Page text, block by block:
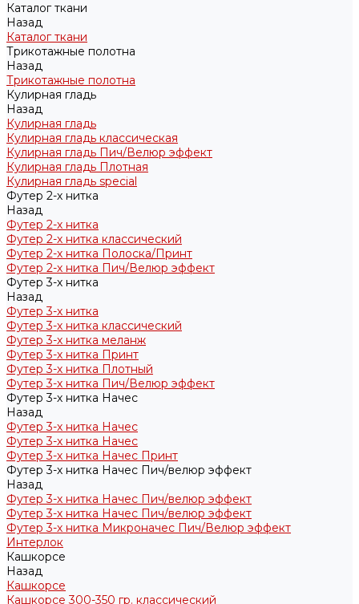
Каталог ткани
Назад
Каталог ткани
Трикотажные полотна
Назад
Трикотажные полотна
Кулирная гладь
Назад
Кулирная гладь
Кулирная гладь классическая
Кулирная гладь Пич/Велюр эффект
Кулирная гладь Плотная
Кулирная гладь special
Футер 2-х нитка
Назад
Футер 2-х нитка
Футер 2-х нитка классический
Футер 2-х нитка Полоска/Принт
Футер 2-х нитка Пич/Велюр эффект
Футер 3-х нитка
Назад
Футер 3-х нитка
Футер 3-х нитка классический
Футер 3-х нитка меланж
Футер 3-х нитка Принт
Футер 3-х нитка Плотный
Футер 3-х нитка Пич/Велюр эффект
Футер 3-х нитка Начес
Назад
Футер 3-х нитка Начес
Футер 3-х нитка Начес
Футер 3-х нитка Начес Принт
Футер 3-х нитка Начес Пич/велюр эффект
Назад
Футер 3-х нитка Начес Пич/велюр эффект
Футер 3-х нитка Начес Пич/велюр эффект
Футер 3-х нитка Микроначес Пич/Велюр эффект
Интерлок
Кашкорсе
Назад
Кашкорсе
Кашкорсе 300-350 гр. классический